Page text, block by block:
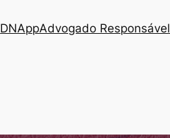
DNAppAdvogado Responsável